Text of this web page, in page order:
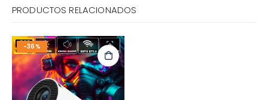
PRODUCTOS RELACIONADOS
-36%